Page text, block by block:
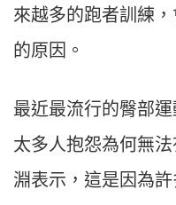
來越多的跑者訓練
的原因。
最近最流行的臀部
太多人抱怨為何無
淵表示，這是因為